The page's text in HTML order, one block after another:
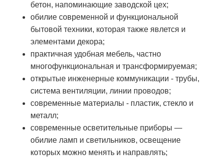
бетон, напоминающие заводской цех;
обилие современной и функциональной
бытовой техники, которая также явлется и
элементами декора;
практичная удобная мебель, частно
многофункциональная и трансформируемая;
открытые инженерные коммуникации - трубы,
система вентиляции, линии проводов;
современные материалы - пластик, стекло и
металл;
современные осветительные приборы —
обилие ламп и светильников, освещение
которых можно менять и направлять;